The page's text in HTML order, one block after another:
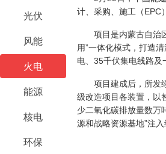
光伏
风能
火电
能源
核电
环保
计、采购、施工（EPC
项目是内蒙古自治区
用”一体化模式，打造
电、35千伏集电线路
项目建成后，所发绿
级改造项目各装置，以
少二氧化碳排放量数万
源和战略资源基地”注入